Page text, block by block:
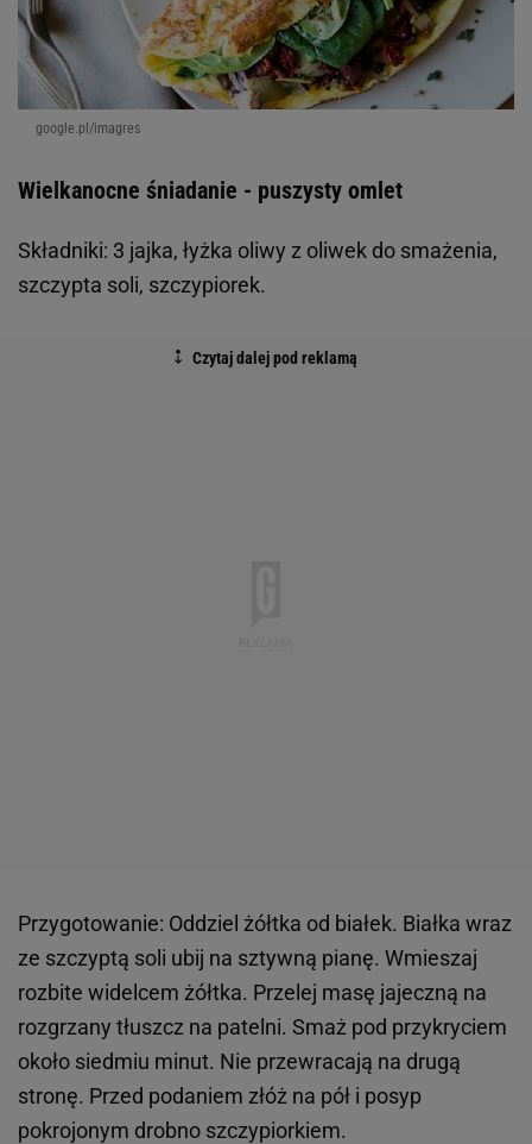
google.pl/imagres
Wielkanocne śniadanie - puszysty omlet
Składniki: 3 jajka, łyżka oliwy z oliwek do smażenia,
szczypta soli, szczypiorek.
Przygotowanie: Oddziel żółtka od białek. Białka wraz
ze szczyptą soli ubij na sztywną pianę. Wmieszaj
rozbite widelcem żółtka. Przelej masę jajeczną na
rozgrzany tłuszcz na patelni. Smaż pod przykryciem
około siedmiu minut. Nie przewracają na drugą
stronę. Przed podaniem złóż na pół i posyp
pokrojonym drobno szczypiorkiem.